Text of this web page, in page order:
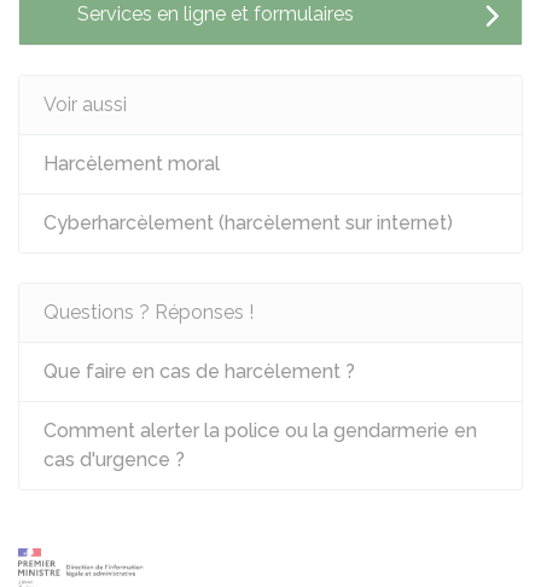
Services en ligne et formulaires
Voir aussi
Harcèlement moral
Cyberharcèlement (harcèlement sur internet)
Questions ? Réponses !
Que faire en cas de harcèlement ?
Comment alerter la police ou la gendarmerie en
cas d'urgence ?